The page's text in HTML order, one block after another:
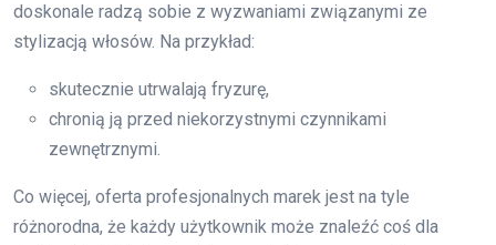
doskonale radzą sobie z wyzwaniami związanymi ze
stylizacją włosów. Na przykład:
skutecznie utrwalają fryzurę,
chronią ją przed niekorzystnymi czynnikami
zewnętrznymi.
Co więcej, oferta profesjonalnych marek jest na tyle
różnorodna, że każdy użytkownik może znaleźć coś dla